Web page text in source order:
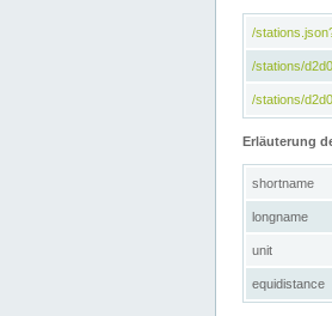
/
/stations/
/stations/
Erläuterung
shortname
longname
unit
equidistance